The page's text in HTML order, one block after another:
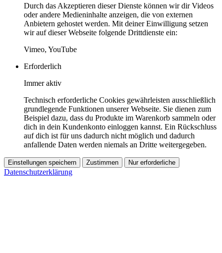
Durch das Akzeptieren dieser Dienste können wir dir Videos
oder andere Medieninhalte anzeigen, die von externen
Anbietern gehostet werden. Mit deiner Einwilligung setzen
wir auf dieser Webseite folgende Drittdienste ein:
Vimeo, YouTube
Erforderlich
Immer aktiv
Technisch erforderliche Cookies gewährleisten ausschließlich
grundlegende Funktionen unserer Webseite. Sie dienen zum
Beispiel dazu, dass du Produkte im Warenkorb sammeln oder
dich in dein Kundenkonto einloggen kannst. Ein Rückschluss
auf dich ist für uns dadurch nicht möglich und dadurch
anfallende Daten werden niemals an Dritte weitergegeben.
Einstellungen speichern Zustimmen Nur erforderliche
Datenschutzerklärung